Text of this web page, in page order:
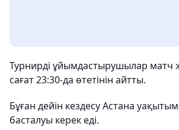
Турнирді ұйымдастырушылар матч
сағат 23:30-да өтетінін айтты.
Бұған дейін кездесу Астана
басталуы керек еді.